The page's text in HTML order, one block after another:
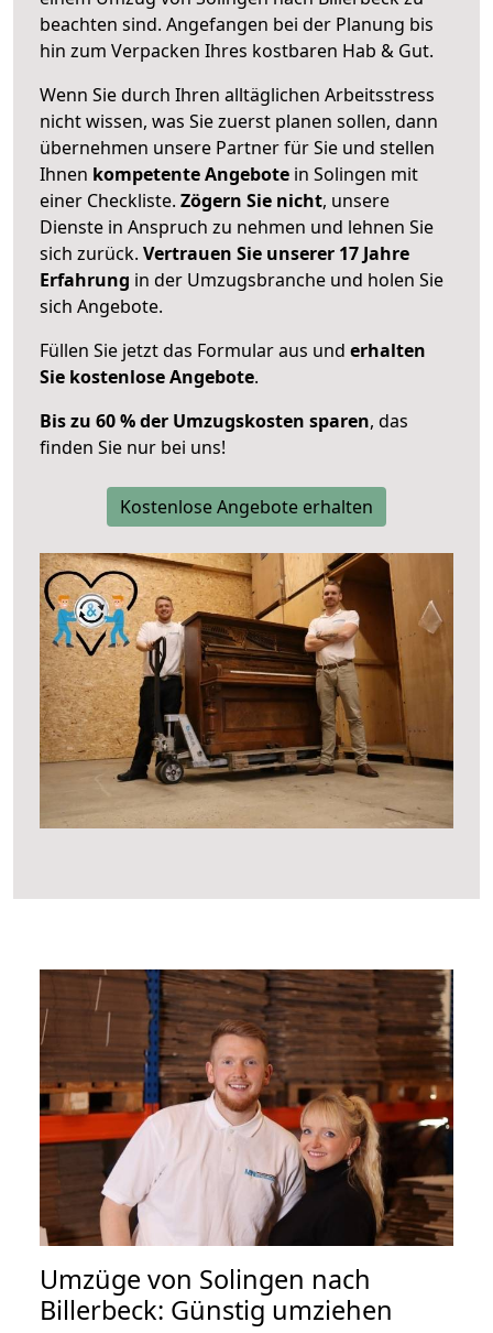
beachten sind. Angefangen bei der Planung bis
hin zum Verpacken Ihres kostbaren Hab & Gut.
Wenn Sie durch Ihren alltäglichen Arbeitsstress
nicht wissen, was Sie zuerst planen sollen, dann
übernehmen unsere Partner für Sie und stellen
Ihnen kompetente Angebote in Solingen mit
einer Checkliste. Zögern Sie nicht, unsere
Dienste in Anspruch zu nehmen und lehnen Sie
sich zurück. Vertrauen Sie unserer 17 Jahre
Erfahrung in der Umzugsbranche und holen Sie
sich Angebote.
Füllen Sie jetzt das Formular aus und erhalten
Sie kostenlose Angebote.
Bis zu 60 % der Umzugskosten sparen, das
finden Sie nur bei uns!
Kostenlose Angebote erhalten
Umzüge von Solingen nach
Billerbeck: Günstig umziehen